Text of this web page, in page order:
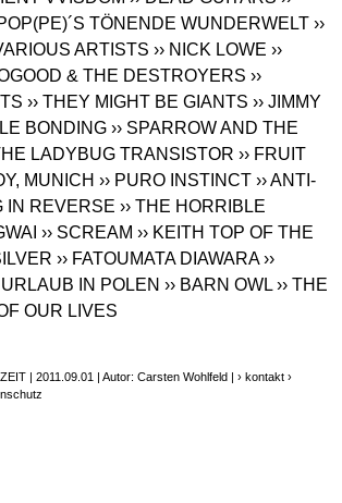
POP(PE)´S TÖNENDE WUNDERWELT ››
ARTISTS ›› NICK LOWE ››
& THE DESTROYERS ››
›› THEY MIGHT BE GIANTS ›› JIMMY
BONDING ›› SPARROW AND THE
LADYBUG TRANSISTOR ›› FRUIT
MUNICH ›› PURO INSTINCT ›› ANTI-
IN REVERSE ›› THE HORRIBLE
›› SCREAM ›› KEITH TOP OF THE
›› FATOUMATA DIAWARA ››
URLAUB IN POLEN ›› BARN OWL ›› THE
OUR LIVES
| 2011.09.01 | Autor: Carsten Wohlfeld |› kontakt ›